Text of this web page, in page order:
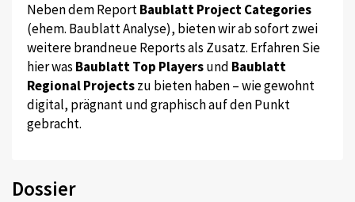
Neben dem ReportBaublatt Project Categories
(ehem. Baublatt Analyse), bieten wir ab sofort zwei
weitere brandneue Reports als Zusatz. Erfahren Sie
hier was Baublatt Top Playersund Baublatt
Regional Projectszu bieten haben – wie gewohnt
digital, prägnant und graphisch auf den Punkt
gebracht.
Dossier